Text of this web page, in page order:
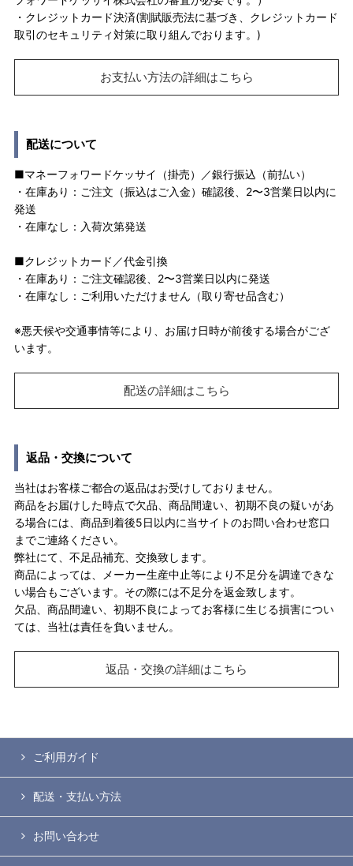
・クレジットカード決済(割賦販売法に基づき、クレジットカード
取引のセキュリティ対策に取り組んでおります。)
お支払い方法の詳細はこちら
配送について
■マネーフォワードケッサイ（掛売）／銀行振込（前払い）
・在庫あり：ご注文（振込はご入金）確認後、2〜3営業日以内に
発送
・在庫なし：入荷次第発送
■クレジットカード／代金引換
・在庫あり：ご注文確認後、2〜3営業日以内に発送
・在庫なし：ご利用いただけません（取り寄せ品含む）
※悪天候や交通事情等により、お届け日時が前後する場合がござ
います。
配送の詳細はこちら
返品・交換について
当社はお客様ご都合の返品はお受けしておりません。
商品をお届けした時点で欠品、商品間違い、初期不良の疑いがあ
る場合には、商品到着後5日以内に当サイトのお問い合わせ窓口
までご連絡ください。
弊社にて、不足品補充、交換致します。
商品によっては、メーカー生産中止等により不足分を調達できな
い場合もございます。その際には不足分を返金致します。
欠品、商品間違い、初期不良によってお客様に生じる損害につい
ては、当社は責任を負いません。
返品・交換の詳細はこちら
ご利用ガイド
配送・支払い方法
お問い合わせ